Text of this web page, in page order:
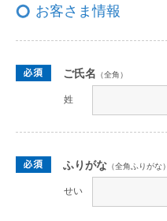
お客さま情報
ご氏名 （全角）
姓
ふりがな （全角ふりがな）
せい